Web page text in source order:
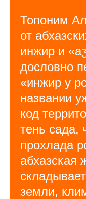
Топоним
от
инжир и
дословно
«инжир у
названии
код
тень сада,
прохлада
абхазская
земли,